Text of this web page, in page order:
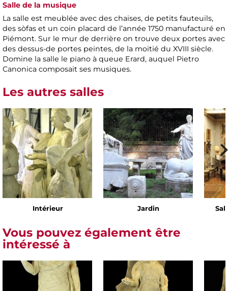
Salle de la musique
La salle est meublée avec des chaises, de petits fauteuils,
des sòfas et un coin placard de l’année 1750 manufacturé en
Piémont. Sur le mur de derrière on trouve deux portes avec
des dessus-de portes peintes, de la moitié du XVIII siècle.
Domine la salle le piano à queue Erard, auquel Pietro
Canonica composait ses musiques.
Les autres salles
Intérieur Jardin
Vous pouvez également être
intéressé à